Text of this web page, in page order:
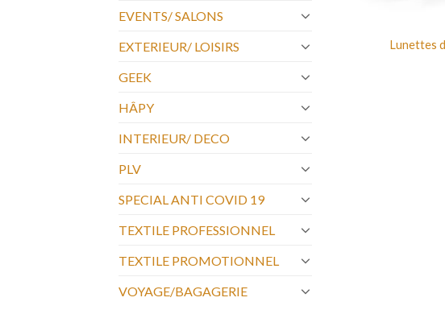
EVENTS/ SALONS
EXTERIEUR/ LOISIRS
GEEK
HÂPY
INTERIEUR/ DECO
PLV
SPECIAL ANTI COVID 19
TEXTILE PROFESSIONNEL
TEXTILE PROMOTIONNEL
VOYAGE/BAGAGERIE
Lunettes